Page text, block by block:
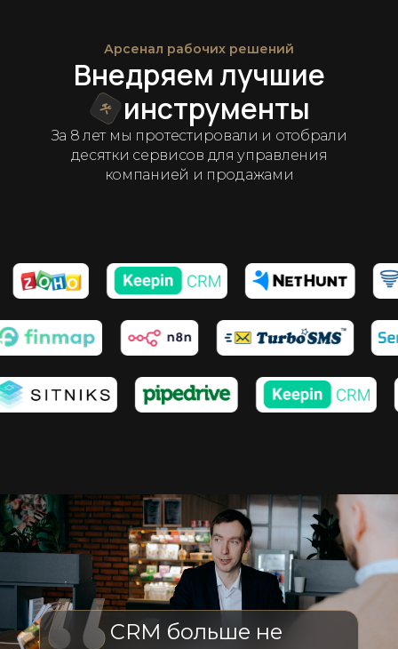
Арсенал рабочих решений
Внедряем лучшие
инструменты
За 8 лет мы протестировали и отобрали
десятки сервисов для управления
компанией и продажами
CRM больше не